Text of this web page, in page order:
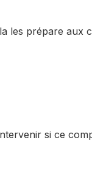
les prépare aux
si ce